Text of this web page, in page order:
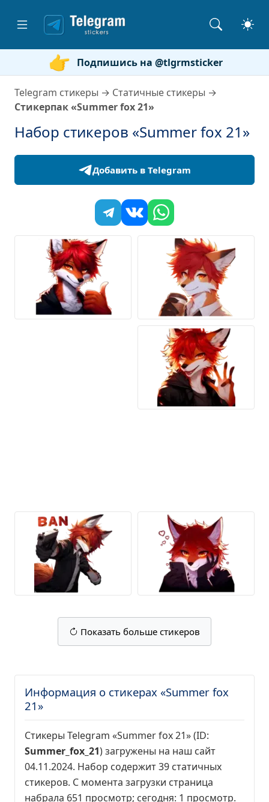
Подпишись на @tlgrmsticker
Telegram стикеры → Статичные стикеры →
Стикерпак «Summer fox 21»
Набор стикеров «Summer fox 21»
Добавить в Telegram
Показать больше стикеров
Информация о стикерах «Summer fox
21»
Стикеры Telegram «Summer fox 21» (ID:
Summer_fox_21) загружены на наш сайт
04.11.2024. Набор содержит 39 статичных
стикеров. С момента загрузки страница
набрала 651 просмотр; сегодня: 1 просмотр.